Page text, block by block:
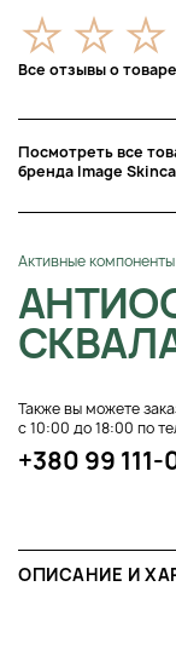
Все отзывы о товаре
Посмотреть все
бренда Image
Активные компоненты
Также вы можете
с 10:00 до 18:00 по
+380 99 111-
ОПИСАНИЕ И